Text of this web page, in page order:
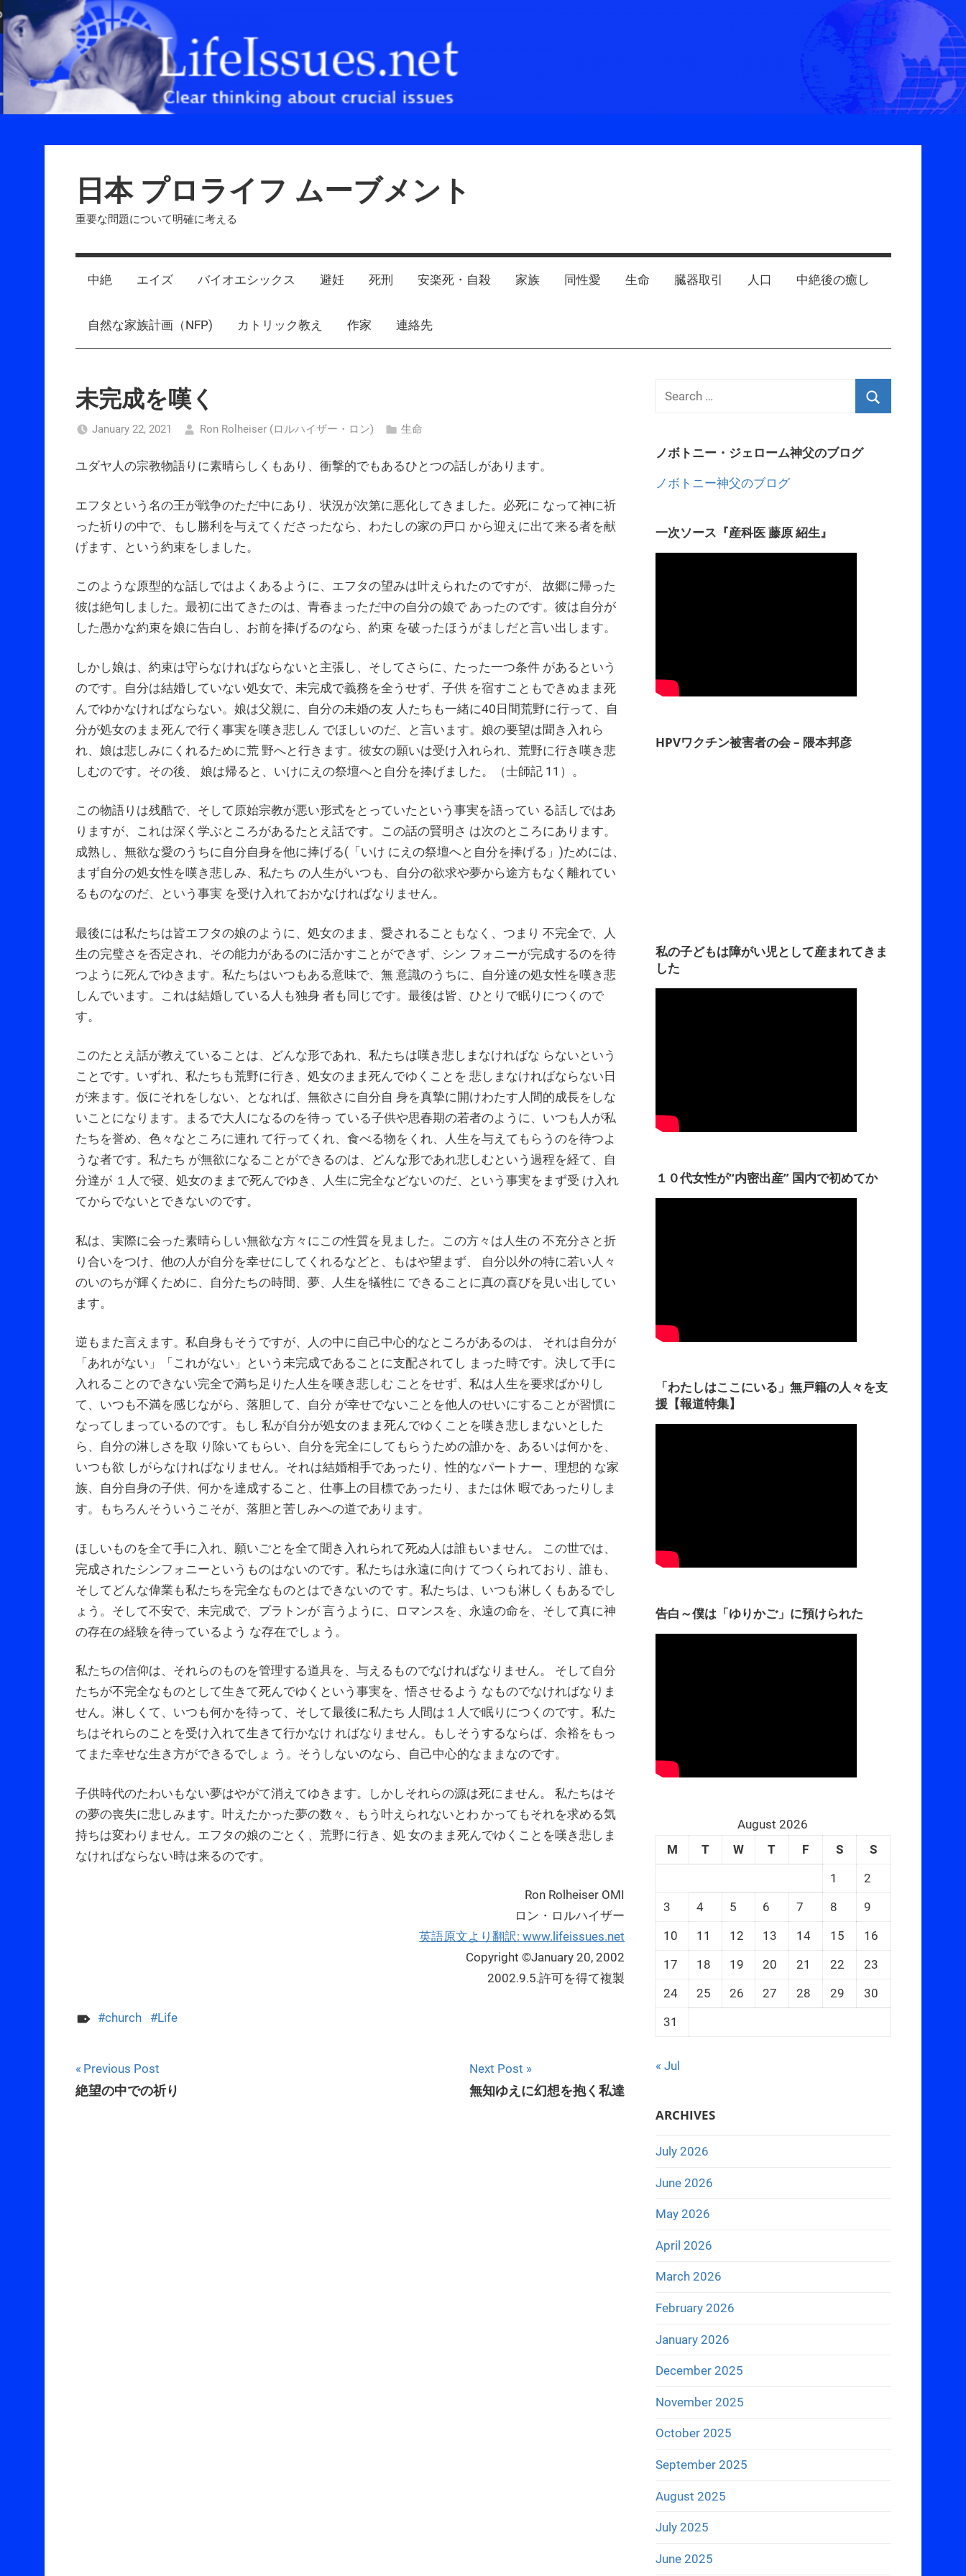
Skip
to
content
日本 プロライフ ムーブメント
重要な問題について明確に考える
中絶 エイズ バイオエシックス 避妊 死刑 安楽死・自殺 家族 同性愛 生命 臓器取引 人口 中絶後の癒し
自然な家族計画（NFP) カトリック教え 作家 連絡先
未完成を嘆く
January 22, 2021 Ron Rolheiser (ロルハイザー・ロン) 生命
ユダヤ人の宗教物語りに素晴らしくもあり、衝撃的でもあるひとつの話しがあります。
エフタという名の王が戦争のただ中にあり、状況が次第に悪化してきました。必死に なって神に祈
った祈りの中で、もし勝利を与えてくださったなら、わたしの家の戸口 から迎えに出て来る者を献
げます、という約束をしました。
このような原型的な話しではよくあるように、エフタの望みは叶えられたのですが、 故郷に帰った
彼は絶句しました。最初に出てきたのは、青春まっただ中の自分の娘で あったのです。彼は自分が
した愚かな約束を娘に告白し、お前を捧げるのなら、約束 を破ったほうがましだと言い出します。
しかし娘は、約束は守らなければならないと主張し、そしてさらに、たった一つ条件 があるという
のです。自分は結婚していない処女で、未完成で義務を全うせず、子供 を宿すこともできぬまま死
んでゆかなければならない。娘は父親に、自分の未婚の友 人たちも一緒に40日間荒野に行って、自
分が処女のまま死んで行く事実を嘆き悲しん でほしいのだ、と言います。娘の要望は聞き入れら
れ、娘は悲しみにくれるために荒 野へと行きます。彼女の願いは受け入れられ、荒野に行き嘆き悲
しむのです。その後、 娘は帰ると、いけにえの祭壇へと自分を捧げました。（士師記 11）。
この物語りは残酷で、そして原始宗教が悪い形式をとっていたという事実を語ってい る話しではあ
りますが、これは深く学ぶところがあるたとえ話です。この話の賢明さ は次のところにあります。
成熟し、無欲な愛のうちに自分自身を他に捧げる(「いけ にえの祭壇へと自分を捧げる」)ためには、
まず自分の処女性を嘆き悲しみ、私たち の人生がいつも、自分の欲求や夢から途方もなく離れてい
るものなのだ、という事実 を受け入れておかなければなりません。
最後には私たちは皆エフタの娘のように、処女のまま、愛されることもなく、つまり 不完全で、人
生の完璧さを否定され、その能力があるのに活かすことができず、シン フォニーが完成するのを待
つように死んでゆきます。私たちはいつもある意味で、無 意識のうちに、自分達の処女性を嘆き悲
しんでいます。これは結婚している人も独身 者も同じです。最後は皆、ひとりで眠りにつくので
す。
このたとえ話が教えていることは、どんな形であれ、私たちは嘆き悲しまなければな らないという
ことです。いずれ、私たちも荒野に行き、処女のまま死んでゆくことを 悲しまなければならない日
が来ます。仮にそれをしない、となれば、無欲さに自分自 身を真摯に開けわたす人間的成長をしな
いことになります。まるで大人になるのを待っ ている子供や思春期の若者のように、いつも人が私
たちを誉め、色々なところに連れ て行ってくれ、食べる物をくれ、人生を与えてもらうのを待つよ
うな者です。私たち が無欲になることができるのは、どんな形であれ悲しむという過程を経て、自
分達が １人で寝、処女のままで死んでゆき、人生に完全などないのだ、という事実をまず受 け入れ
てからでないとできないのです。
私は、実際に会った素晴らしい無欲な方々にこの性質を見ました。この方々は人生の 不充分さと折
り合いをつけ、他の人が自分を幸せにしてくれるなどと、もはや望まず、 自分以外の特に若い人々
のいのちが輝くために、自分たちの時間、夢、人生を犠牲に できることに真の喜びを見い出してい
ます。
逆もまた言えます。私自身もそうですが、人の中に自己中心的なところがあるのは、 それは自分が
「あれがない」「これがない」という未完成であることに支配されてし まった時です。決して手に
入れることのできない完全で満ち足りた人生を嘆き悲しむ ことをせず、私は人生を要求ばかりし
て、いつも不満を感じながら、落胆して、自分 が幸せでないことを他人のせいにすることが習慣に
なってしまっているのです。もし 私が自分が処女のまま死んでゆくことを嘆き悲しまないとした
ら、自分の淋しさを取 り除いてもらい、自分を完全にしてもらうための誰かを、あるいは何かを、
いつも欲 しがらなければなりません。それは結婚相手であったり、性的なパートナー、理想的 な家
族、自分自身の子供、何かを達成すること、仕事上の目標であったり、または休 暇であったりしま
す。もちろんそういうこそが、落胆と苦しみへの道であります。
ほしいものを全て手に入れ、願いごとを全て聞き入れられて死ぬ人は誰もいません。 この世では、
完成されたシンフォニーというものはないのです。私たちは永遠に向け てつくられており、誰も、
そしてどんな偉業も私たちを完全なものとはできないので す。私たちは、いつも淋しくもあるでし
ょう。そして不安で、未完成で、プラトンが 言うように、ロマンスを、永遠の命を、そして真に神
の存在の経験を待っているよう な存在でしょう。
私たちの信仰は、それらのものを管理する道具を、与えるものでなければなりません。 そして自分
たちが不完全なものとして生きて死んでゆくという事実を、悟させるよう なものでなければなりま
せん。淋しくて、いつも何かを待って、そして最後に私たち 人間は１人で眠りにつくのです。私た
ちはそれらのことを受け入れて生きて行かなけ ればなりません。もしそうするならば、余裕をもっ
てまた幸せな生き方ができるでしょ う。そうしないのなら、自己中心的なままなのです。
子供時代のたわいもない夢はやがて消えてゆきます。しかしそれらの源は死にません。 私たちはそ
の夢の喪失に悲しみます。叶えたかった夢の数々、もう叶えられないとわ かってもそれを求める気
持ちは変わりません。エフタの娘のごとく、荒野に行き、処 女のまま死んでゆくことを嘆き悲しま
なければならない時は来るのです。
Ron Rolheiser OMI
ロン・ロルハイザー
英語原文より翻訳: www.lifeissues.net
Copyright ©January 20, 2002
2002.9.5.許可を得て複製
church Life
Post
navigation
Previous Post
絶望の中での祈り
Next Post
無知ゆえに幻想を抱く私達
ノボトニー・ジェローム神父のブログ
ノボトニー神父のブログ
一次ソース『産科医 藤原 紹生』
HPVワクチン被害者の会 – 隈本邦彦
私の子どもは障がい児として産まれてきま
した
１０代女性が“内密出産” 国内で初めてか
「わたしはここにいる」無戸籍の人々を支
援【報道特集】
告白～僕は「ゆりかご」に預けられた
August 2026
M
T W T F S
S
1
2
3
4 5 6 7 8
9
10
11 12 13 14 15
16
17
18 19 20 21 22
23
24
25 26 27 28 29
30
31
« Jul
ARCHIVES
July 2026
June 2026
May 2026
April 2026
March 2026
February 2026
January 2026
December 2025
November 2025
October 2025
September 2025
August 2025
July 2025
June 2025